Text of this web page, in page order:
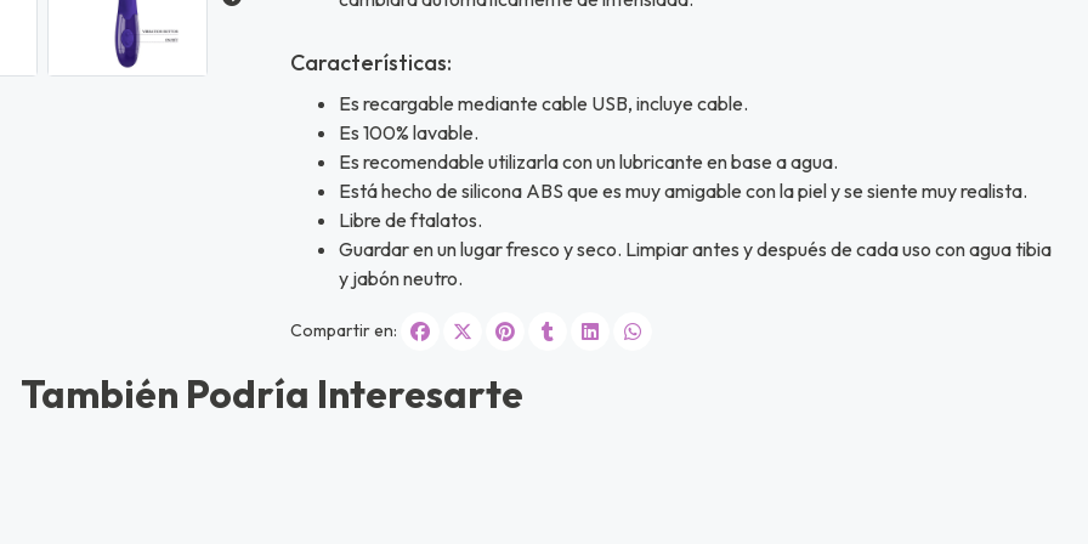
Características:
Es recargable mediante cable USB, incluye cable.
Es 100% lavable.
Es recomendable utilizarla con un lubricante en base a agua.
Está hecho de silicona ABS que es muy amigable con la piel y se siente muy realista.
Libre de ftalatos.
Guardar en un lugar fresco y seco. Limpiar antes y después de cada uso con agua tibia
y jabón neutro.
Compartir en:
También Podría Interesarte